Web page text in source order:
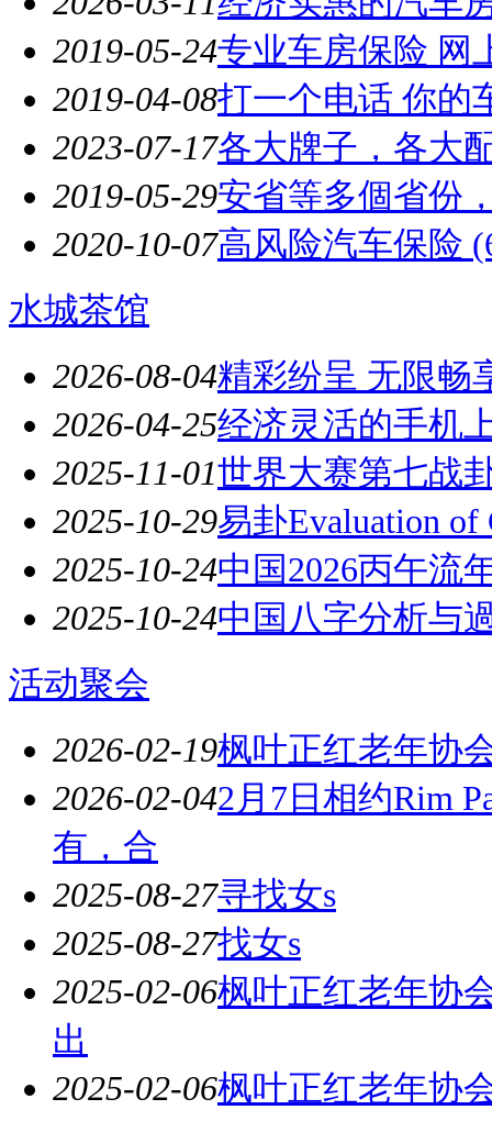
2019-05-24专业车房保险 网
2019-04-08打一个电话 你的
2023-07-17各大牌子，各大
2019-05-29安省等多個省份
2020-10-07高风险汽车保险
水城茶馆
2026-08-04精彩纷呈 无限畅
2026-04-25经济灵活的手机
2025-11-01世界大赛第七战
2025-10-29易卦Evaluation of
2025-10-24中国2026丙午流
2025-10-24中国八字分析与
活动聚会
2026-02-19枫叶正红老年协
2026-02-042月7日相约Rim
有，合
2025-08-27寻找女s
2025-08-27找女s
2025-02-06枫叶正红老年协
出
2025-02-06枫叶正红老年协